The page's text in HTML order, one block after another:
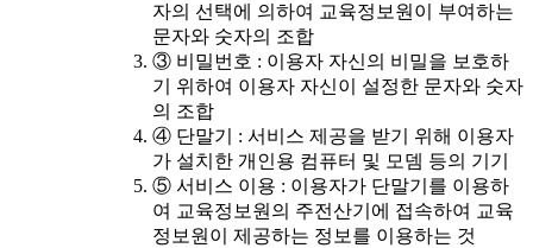
자의 선택에 의하여 교육정보원이 부여하는
문자와 숫자의 조합
③ 비밀번호 : 이용자 자신의 비밀을 보호하
기 위하여 이용자 자신이 설정한 문자와 숫자
의 조합
④ 단말기 : 서비스 제공을 받기 위해 이용자
가 설치한 개인용 컴퓨터 및 모뎀 등의 기기
⑤ 서비스 이용 : 이용자가 단말기를 이용하
여 교육정보원의 주전산기에 접속하여 교육
정보원이 제공하는 정보를 이용하는 것